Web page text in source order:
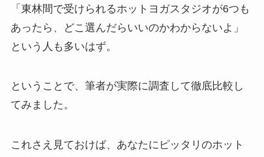
「東林間で受けられるホットヨガスタジオが6つも
あったら、どこ選んだらいいのかわからないよ」
という人も多いはず。
ということで、筆者が実際に調査して徹底比較し
てみました。
これさえ見ておけば、あなたにピッタリのホット